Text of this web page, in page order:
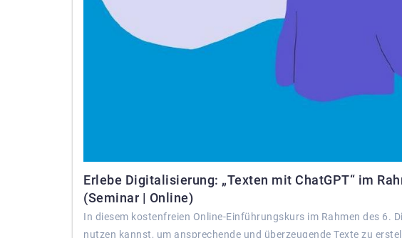
Erlebe Digitalisierung: „Texten mit ChatGPT“ im
(Seminar | Online)
In diesem kostenfreien Online-Einführungskurs im Rahmen des 6.
nutzen kannst, um ansprechende und überzeugende Texte zu